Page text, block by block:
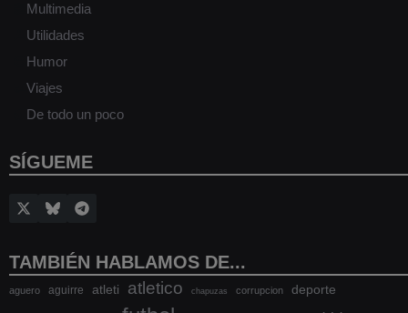
Multimedia
Utilidades
Humor
Viajes
De todo un poco
SÍGUEME
TAMBIÉN HABLAMOS DE...
aguero aguirre atleti atletico chapuzas corrupcion deporte